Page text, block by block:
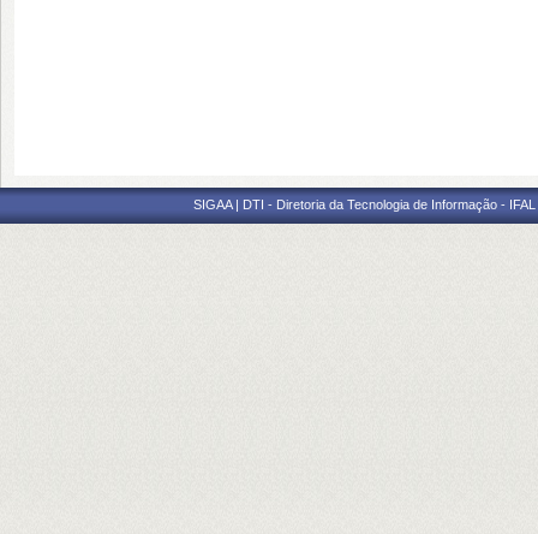
SIGAA | DTI - Diretoria da Tecnologia de Informação -